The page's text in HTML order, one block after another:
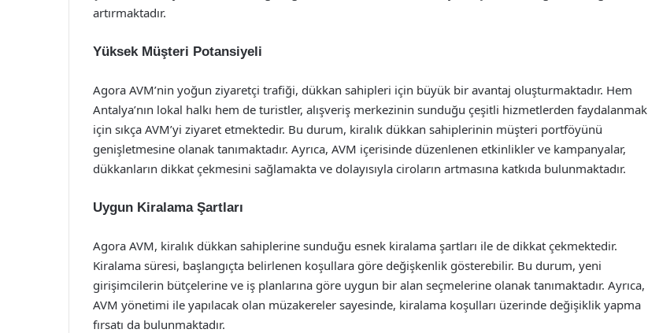
artırmaktadır.
Yüksek Müşteri Potansiyeli
Agora AVM’nin yoğun ziyaretçi trafiği, dükkan sahipleri için büyük bir avantaj oluşturmaktadır. Hem
Antalya’nın lokal halkı hem de turistler, alışveriş merkezinin sunduğu çeşitli hizmetlerden faydalanmak
için sıkça AVM’yi ziyaret etmektedir. Bu durum, kiralık dükkan sahiplerinin müşteri portföyünü
genişletmesine olanak tanımaktadır. Ayrıca, AVM içerisinde düzenlenen etkinlikler ve kampanyalar,
dükkanların dikkat çekmesini sağlamakta ve dolayısıyla ciroların artmasına katkıda bulunmaktadır.
Uygun Kiralama Şartları
Agora AVM, kiralık dükkan sahiplerine sunduğu esnek kiralama şartları ile de dikkat çekmektedir.
Kiralama süresi, başlangıçta belirlenen koşullara göre değişkenlik gösterebilir. Bu durum, yeni
girişimcilerin bütçelerine ve iş planlarına göre uygun bir alan seçmelerine olanak tanımaktadır. Ayrıca,
AVM yönetimi ile yapılacak olan müzakereler sayesinde, kiralama koşulları üzerinde değişiklik yapma
fırsatı da bulunmaktadır.